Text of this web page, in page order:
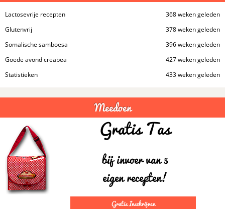
368 weken geleden
Lactosevrije recepten
378 weken geleden
Glutenvrij
396 weken geleden
Somalische samboesa
427 weken geleden
Goede avond creabea
433 weken geleden
Statistieken
Meedoen
Gratis Tas
bij invoer van 5
eigen recepten!
Gratis Inschrijven